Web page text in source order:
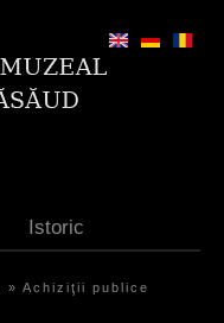
Istoric
» Achiziţii publice